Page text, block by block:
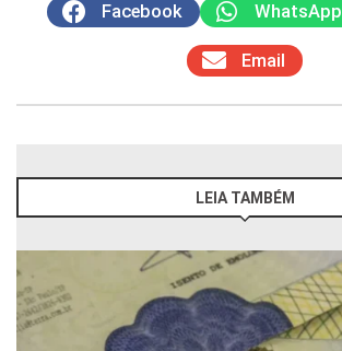
Facebook WhatsApp
Email
LEIA TAMBÉM